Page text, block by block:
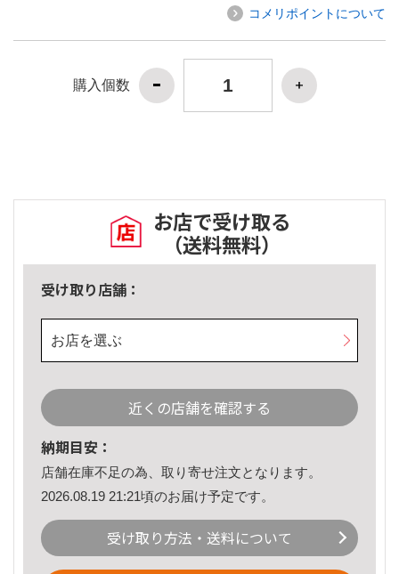
コメリポイントについて
購入個数
お店で受け取る
（送料無料）
受け取り店舗：
お店を選ぶ
近くの店舗を確認する
納期目安：
店舗在庫不足の為、取り寄せ注文となります。
2026.08.19 21:21頃のお届け予定です。
受け取り方法・送料について